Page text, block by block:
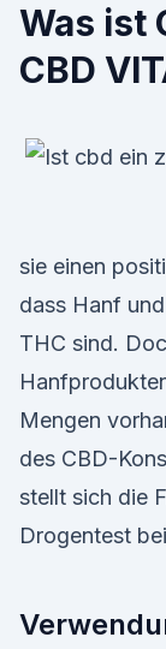
Was ist
CBD
sie einen
dass Hanf
THC sind.
Mengen
des CBD-
stellt sich die
Drogentest